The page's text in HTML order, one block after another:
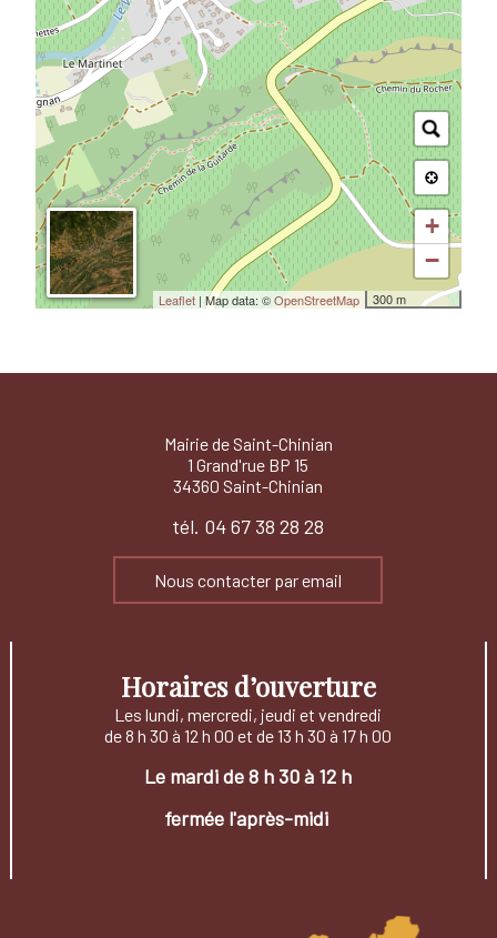
+
−
300 m
Leaflet| Map data: ©OpenStreetMap
Mairie de Saint-Chinian
1 Grand'rue BP 15
34360 Saint-Chinian
tél. 04 67 38 28 28
Nous contacter par email
Horaires d’ouverture
Les lundi, mercredi, jeudi et vendredi
de 8 h 30 à 12 h 00 et de 13 h 30 à 17 h 00
Le mardi de 8 h 30 à 12 h
fermée l'après-midi